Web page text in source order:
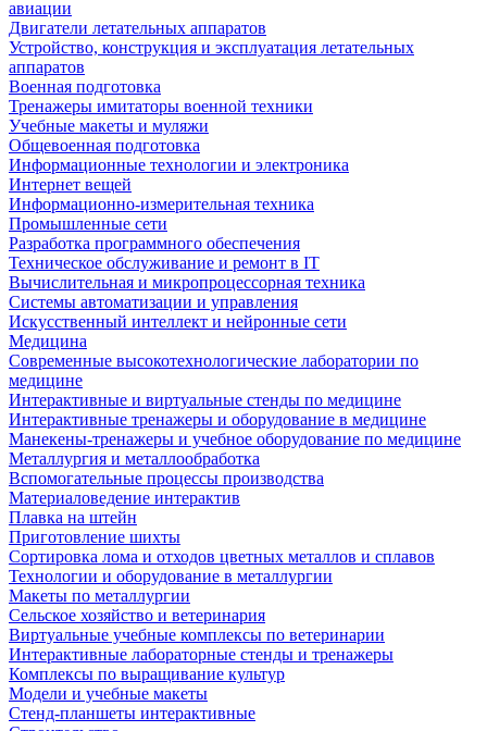
авиации
Двигатели летательных аппаратов
Устройство, конструкция и эксплуатация летательных
аппаратов
Военная подготовка
Тренажеры имитаторы военной техники
Учебные макеты и муляжи
Общевоенная подготовка
Информационные технологии и электроника
Интернет вещей
Информационно-измерительная техника
Промышленные сети
Разработка программного обеспечения
Техническое обслуживание и ремонт в IT
Вычислительная и микропроцессорная техника
Системы автоматизации и управления
Искусственный интеллект и нейронные сети
Медицина
Современные высокотехнологические лаборатории по
медицине
Интерактивные и виртуальные стенды по медицине
Интерактивные тренажеры и оборудование в медицине
Манекены-тренажеры и учебное оборудование по медицине
Металлургия и металлообработка
Вспомогательные процессы производства
Материаловедение интерактив
Плавка на штейн
Приготовление шихты
Сортировка лома и отходов цветных металлов и сплавов
Технологии и оборудование в металлургии
Макеты по металлургии
Сельское хозяйство и ветеринария
Виртуальные учебные комплексы по ветеринарии
Интерактивные лабораторные стенды и тренажеры
Комплексы по выращивание культур
Модели и учебные макеты
Стенд-планшеты интерактивные